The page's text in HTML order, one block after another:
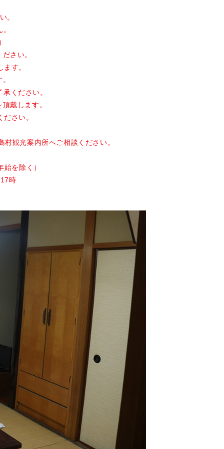
。
さい。
す。
ください。
戴します。
さい。
観光案内所へご相談ください。
を除く）
時